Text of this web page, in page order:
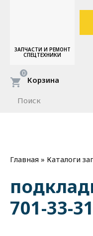
ЗАПЧАСТИ И РЕМОНТ
СПЕЦТЕХНИКИ
Корзина
0
Главная » Каталоги
701-33-